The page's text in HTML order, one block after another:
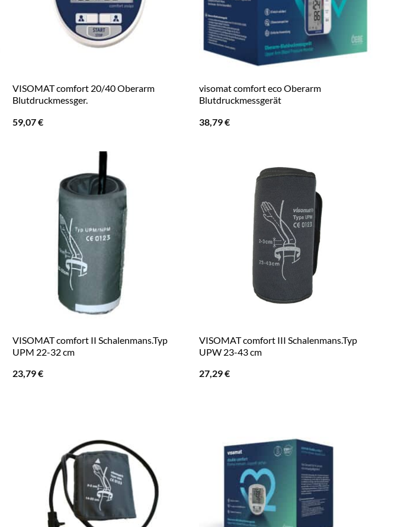
VISOMAT comfort 20/40 Oberarm
Blutdruckmessger.
59,07€
visomat comfort eco Oberarm
Blutdruckmessgerät
38,79€
VISOMAT comfort II Schalenmans.Typ
UPM 22-32 cm
23,79€
VISOMAT comfort III Schalenmans.Typ
UPW 23-43 cm
27,29€